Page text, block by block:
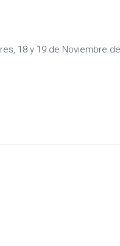
18 y 19 de Noviembre